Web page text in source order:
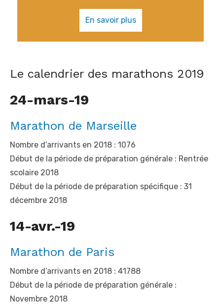
En savoir plus
Le calendrier des marathons 2019
24-mars-19
Marathon de Marseille
Nombre d’arrivants en 2018 : 1076
Début de la période de préparation générale : Rentrée
scolaire 2018
Début de la période de préparation spécifique : 31
décembre 2018
14-avr.-19
Marathon de Paris
Nombre d’arrivants en 2018 : 41788
Début de la période de préparation générale :
Novembre 2018